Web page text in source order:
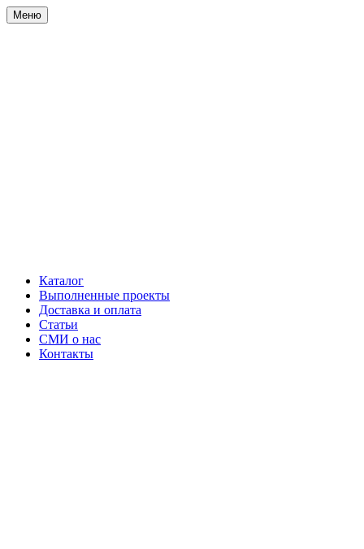
Меню
Каталог
Выполненные проекты
Доставка и оплата
Статьи
СМИ о нас
Контакты